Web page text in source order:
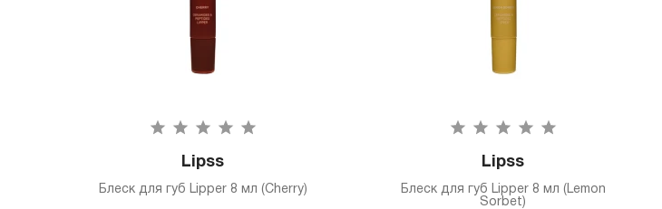
Lipss
Блеск для губ Lipper 8 мл (Cherry)
Lipss
Блеск для губ Lipper 8 мл (Lemon
Sorbet)